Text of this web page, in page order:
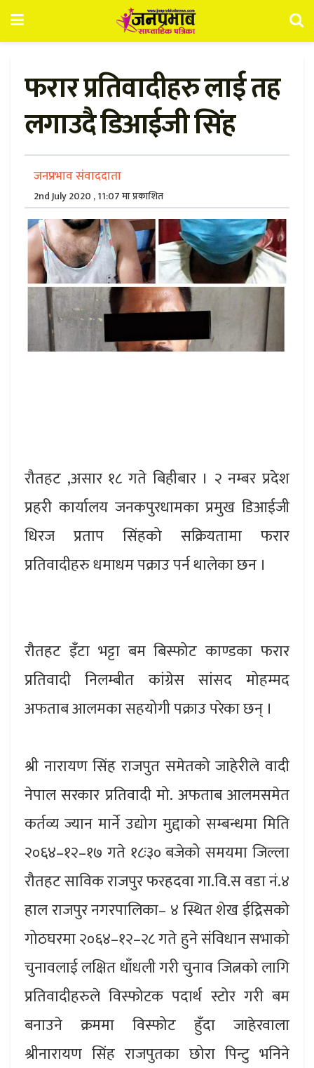
फरार प्रतिवादीहरु लाई तह
लगाउदै डिआईजी सिंह
जनप्रभाव संवाददाता
2nd July 2020 , 11:07 मा प्रकाशित
रौतहट ,असार १८ गते बिहीबार । २ नम्बर प्रदेश
प्रहरी कार्यालय जनकपुरधामका प्रमुख डिआईजी
धिरज प्रताप सिंहको सक्रियतामा फरार
प्रतिवादीहरु धमाधम पक्राउ पर्न थालेका छन ।
रौतहट इँटा भट्टा बम बिस्फोट काण्डका फरार
प्रतिवादी निलम्बीत कांग्रेस सांसद मोहम्मद
अफताब आलमका सहयोगी पक्राउ परेका छन् ।
श्री नारायण सिंह राजपुत समेतको जाहेरीले वादी
नेपाल सरकार प्रतिवादी मो. अफताब आलमसमेत
कर्तव्य ज्यान मार्ने उद्योग मुद्दाको सम्बन्धमा मिति
२०६४–१२–१७ गते १८ः३० बजेको समयमा जिल्ला
रौतहट साविक राजपुर फरहदवा गा.वि.स वडा नं.४
हाल राजपुर नगरपालिका– ४ स्थित शेख ईद्रिसको
गोठघरमा २०६४–१२–२८ गते हुने संविधान सभाको
चुनावलाई लक्षित धाँधली गरी चुनाव जित्नको लागि
प्रतिवादीहरुले विस्फोटक पदार्थ स्टोर गरी बम
बनाउने क्रममा विस्फोट हुँदा जाहेरवाला
श्रीनारायण सिंह राजपुतका छोरा पिन्टु भनिने